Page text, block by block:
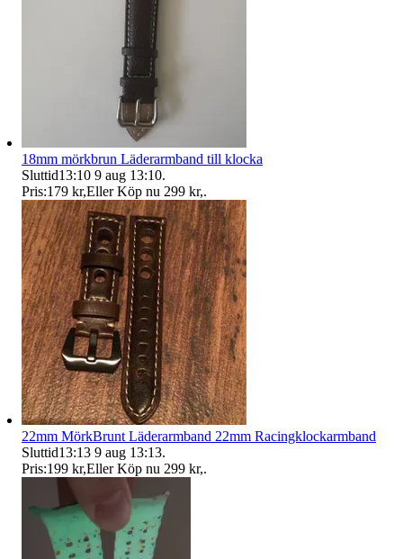
18mm mörkbrun Läderarmband till klocka
Sluttid13:10 9 aug 13:10.
Pris:179 kr,Eller Köp nu 299 kr,.
22mm MörkBrunt Läderarmband 22mm Racingklockarmband
Sluttid13:13 9 aug 13:13.
Pris:199 kr,Eller Köp nu 299 kr,.